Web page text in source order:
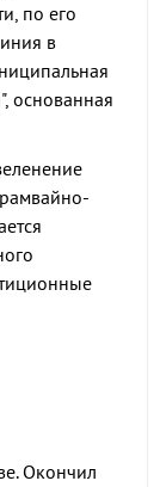
по его
в
основанная
Окончил